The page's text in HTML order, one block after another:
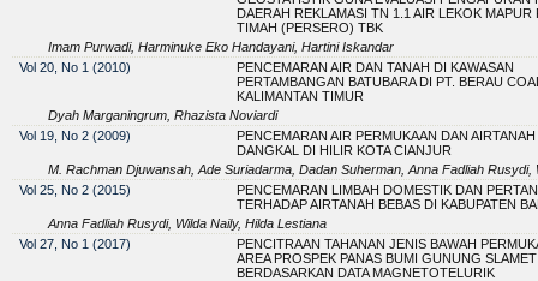
DAERAH REKLAMASI TN 1.1 AIR LEKOK MAPUR
TIMAH (PERSERO) TBK
Imam Purwadi, Harminuke Eko Handayani, Hartini Iskandar
Vol 20, No 1 (2010)
PENCEMARAN AIR DAN TANAH DI KAWASAN
PERTAMBANGAN BATUBARA DI PT. BERAU
KALIMANTAN TIMUR
Dyah Marganingrum, Rhazista Noviardi
Vol 19, No 2 (2009)
PENCEMARAN AIR PERMUKAAN DAN AIRTANAH
DANGKAL DI HILIR KOTA CIANJUR
M. Rachman Djuwansah, Ade Suriadarma, Dadan Suherman, Anna Fadliah Rusydi,
Vol 25, No 2 (2015)
PENCEMARAN LIMBAH DOMESTIK DAN
TERHADAP AIRTANAH BEBAS DI KABUPATEN
Anna Fadliah Rusydi, Wilda Naily, Hilda Lestiana
Vol 27, No 1 (2017)
PENCITRAAN TAHANAN JENIS BAWAH
AREA PROSPEK PANAS BUMI GUNUNG SLAMET
BERDASARKAN DATA MAGNETOTELURIK